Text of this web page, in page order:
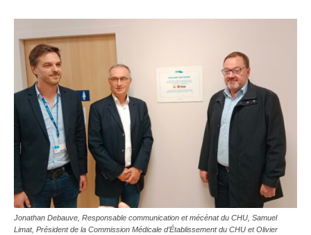
Jonathan Debauve, Responsable communication et mécénat du CHU, Samuel
Limat, Président de la Commission Médicale d’Établissement du CHU et Olivier